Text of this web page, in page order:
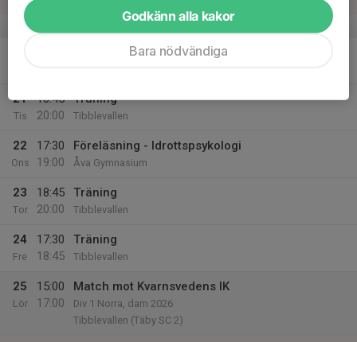
v.17
21
Tis
18:45
20:00
Träning
Tibblevallen
22
Ons
17:30
19:00
Föreläsning - Idrottspsykologi
Åva Gymnasium
23
Tor
18:45
20:00
Träning
Tibblevallen
24
Fre
17:30
18:45
Träning
Tibblevallen
25
Lör
15:00
17:00
Match mot Kvarnsvedens IK
Div 1 Norra, dam 2026
Tibblevallen (Täby SC 2)
Godkänn alla kakor
Bara nödvändiga